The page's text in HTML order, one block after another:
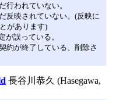
行われていない。
反映されていない。(反映に
があります)
が誤っている。
約が終了している、削除さ
長谷川恭久 (Hasegawa,